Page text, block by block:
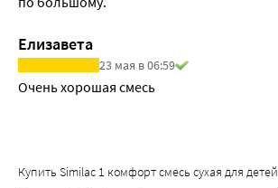
Елизавета
23 мая в 06:59
Очень хорошая смесь
Купить Similac 1 комфорт смесь сухая для